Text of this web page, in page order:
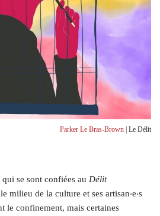
Parker Le Bras-Brown | Le Délit
se sont confiées au Délit
milieu de la culture et ses artisan‧e‧s
le confinement, mais certaines